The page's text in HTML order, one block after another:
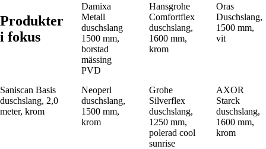
Produkter
i fokus
Damixa
Metall
duschslang
1500 mm,
borstad
mässing
PVD
Hansgrohe
Comfortflex
duschslang,
1600 mm,
krom
Oras
Duschslang,
1500 mm,
vit
Saniscan Basis
duschslang, 2,0
meter, krom
Neoperl
duschslang,
1500 mm,
krom
Grohe
Silverflex
duschslang,
1250 mm,
polerad cool
sunrise
AXOR
Starck
duschslang,
1600 mm,
krom